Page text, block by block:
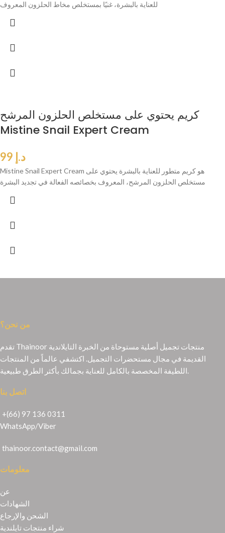
للعناية بالبشرة، غنيًا بمستخلص مخاط الحلزون المعروف
كريم يحتوي على مستخلص الحلزون المرشح
Mistine Snail Expert Cream
د.إ
Mistine Snail Expert Cream هو كريم متطور للعناية بالبشرة يحتوي على
مستخلص الحلزون المرشح، المعروف بخصائصه الفعالة في تجديد البشرة
من نحن؟
تقدم Thainoor منتجات تجميل أصلية مستوحاة من الخبرة التايلاندية
القديمة في مجال مستحضرات التجميل. اكتشفي عالماً من المنتجات
اللطيفة المخصصة بالكامل للعناية بجمالك بأكثر الطرق طبيعية.
اتصل بنا
+(66) 97 136 0311
WhatsApp/Viber
thainoor.contact@gmail.com
معلومات
عن
الشهادات
الشحن والإرجاع
شراء منتجات تايلندية